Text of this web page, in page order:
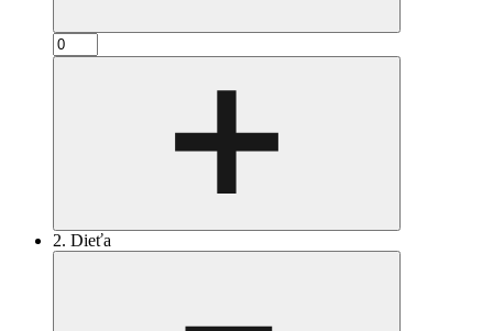
2. Dieťa